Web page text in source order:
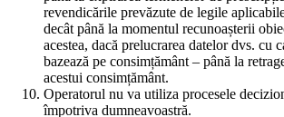
revendicările prevăzute de legile
decât până la momentul recunoașterii
acestea, dacă prelucrarea datelor dvs. cu
bazează pe consimțământ – până la
acestui consimțământ.
Operatorul nu va utiliza procesele
împotriva dumneavoastră.